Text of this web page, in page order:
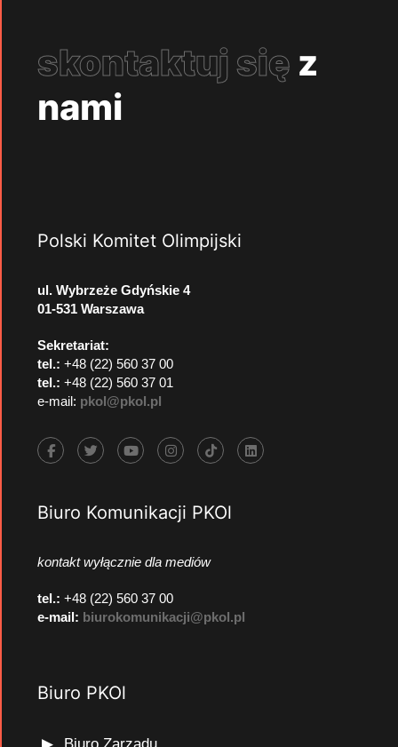
skontaktuj się z
nami
Polski Komitet Olimpijski
ul. Wybrzeże Gdyńskie 4
01-531 Warszawa
Sekretariat:
tel.: +48 (22) 560 37 00
tel.: +48 (22) 560 37 01
e-mail: pkol@pkol.pl
Biuro Komunikacji PKOl
kontakt wyłącznie dla mediów
tel.: +48 (22) 560 37 00
e-mail: biurokomunikacji@pkol.pl
Biuro PKOl
Biuro Zarządu